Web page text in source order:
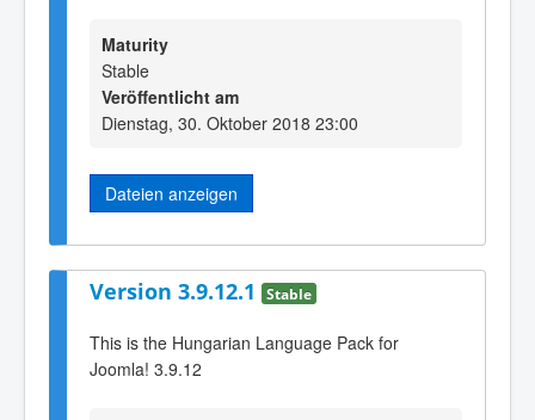
Maturity
Stable
Veröffentlicht am
Dienstag, 30. Oktober 2018 23:00
Dateien anzeigen
Version 3.9.12.1 Stable
This is the Hungarian Language Pack for
Joomla! 3.9.12